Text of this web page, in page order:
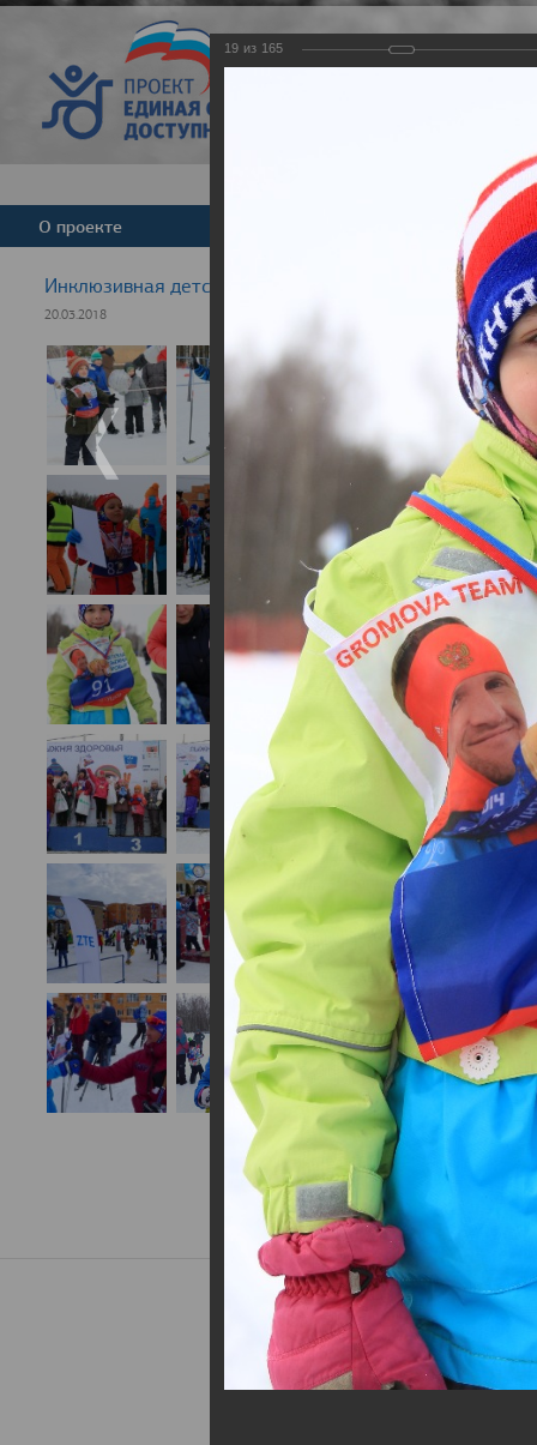
Версия для
О проекте
Инклюзивная детская гонка "Лыжня здоровья" 2018
20.03.2018
19 из 165